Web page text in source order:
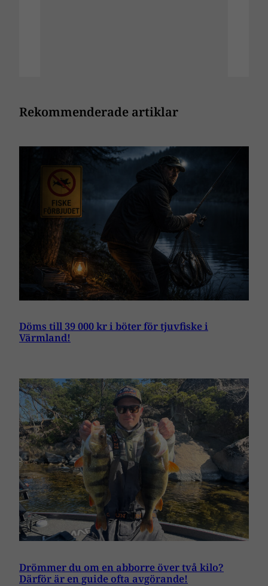
Rekommenderade artiklar
Döms till 39 000 kr i böter för tjuvfiske i
Värmland!
Drömmer du om en abborre över två kilo?
Därför är en guide ofta avgörande!